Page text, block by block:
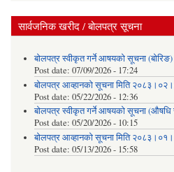
सार्वजनिक खरीद / बोलपत्र सूचना
बोलपत्र स्वीकृत गर्ने आषयको सूचना (बोरिङ)
Post date: 07/09/2026 - 17:24
बोलपत्र आव्हानको सूचना मिति
Post date: 05/22/2026 - 12:36
बोलपत्र स्वीकृत गर्ने आषयको सूचना (औषधि
Post date: 05/20/2026 - 10:15
बोलपत्र आव्हानको सूचना मिति
Post date: 05/13/2026 - 15:58